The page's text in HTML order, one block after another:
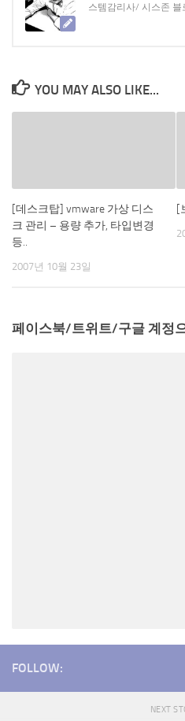
스템감리사/ 시스존 블
YOU MAY ALSO LIKE...
[데스크탑] vmware 가상 디스
크 관리 – 용량 추가, 타입변경
등..
2007년 10월 23일
[
페이스북/트위트/구글 계정
FOLLOW:
NEXT